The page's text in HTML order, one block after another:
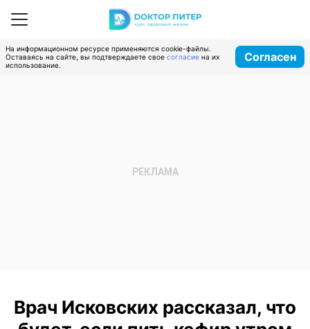
На информационном ресурсе применяются cookie-файлы.
Оставаясь на сайте, вы подтверждаете свое согласие на их
использование.
Согласен
Врач Исковских рассказал, что